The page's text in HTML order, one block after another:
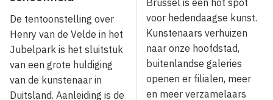
De tentoonstelling over
Henry van de Velde in het
Jubelpark is het sluitstuk
van een grote huldiging
van de kunstenaar in
Duitsland. Aanleiding is de
voor hedendaagse kunst.
Kunstenaars verhuizen
naar onze hoofdstad,
buitenlandse galeries
openen er filialen, meer
en meer verzamelaars